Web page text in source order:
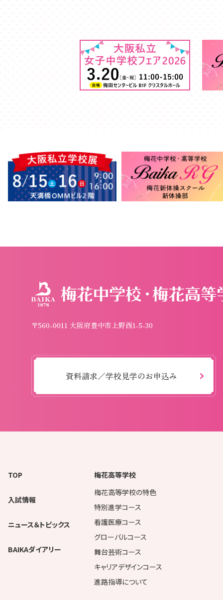
〒560-0011 大阪府豊中市上野西1-5-30
資料請求／学校見学のお申込み
TOP
入試情報
ニュース＆トピックス
BAIKAダイアリー
梅花高等学校
梅花高等学校の特色
特別進学コース
看護医療コース
グローバルコース
舞台芸術コース
キャリアデザインコース
進路指導について